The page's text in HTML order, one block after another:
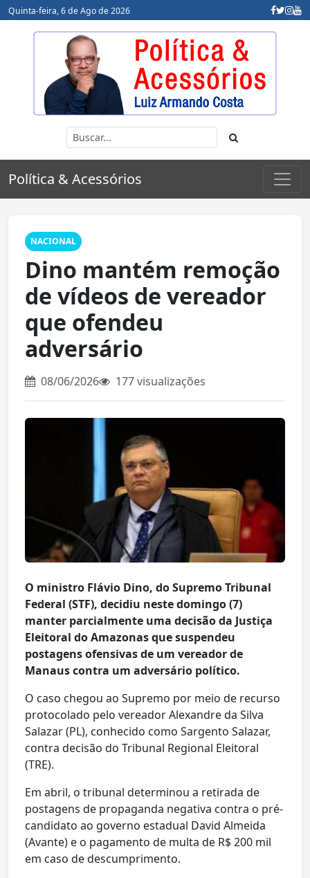
Quinta-feira, 6 de Ago de 2026
Política & Acessórios
NACIONAL
Dino mantém remoção
de vídeos de vereador
que ofendeu
adversário
08/06/2026 177 visualizações
O ministro Flávio Dino, do Supremo Tribunal
Federal (STF), decidiu neste domingo (7)
manter parcialmente uma decisão da Justiça
Eleitoral do Amazonas que suspendeu
postagens ofensivas de um vereador de
Manaus contra um adversário político.
O caso chegou ao Supremo por meio de recurso
protocolado pelo vereador Alexandre da Silva
Salazar (PL), conhecido como Sargento Salazar,
contra decisão do Tribunal Regional Eleitoral
(TRE).
Em abril, o tribunal determinou a retirada de
postagens de propaganda negativa contra o pré-
candidato ao governo estadual David Almeida
(Avante) e o pagamento de multa de R$ 200 mil
em caso de descumprimento.